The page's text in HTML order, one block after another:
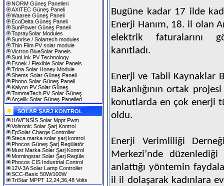
NORM Güneş Panelleri
AXITEC Güneş Paneli
Waaree Güneş Paneli
EcoDelta Güneş Paneli
SunPower Güneş Paneli
TopraySolar Modules
Sunrise / Solartech modules
Thin Film PV solar module
Victron BlueSolar Panels
SunLink PV Technology
Esnek / Flexible Solar Panels
Trina Solar Honey Module
Shems Solar Güneş Paneli
Phono Solar Güneş Paneli
Kalyon PV Solar Güneş
TommaTech PV Solar Güneş
Arçelik Solar Güneş Panelleri
SOLAR ŞARJ KONTROL
HAVENSİS Solar Mppt Pwm
Voltronic Solar Şarj Kontrol
EpSolar Charge Controller
Steca marka solar şarj kontrol
Phocos Güneş Şarj Regülatör
Must Marka Solar Şarj Kontrol
Morningstar Solar Şarj Regüle
Phocos CIS Industrial Control
12V-3A Solar Lamp Controller
SCC-Basic 50W/100W
TriStar MPPT 12,24,36,48 Volts
Bugüne kadar 17 ilde
Enerji Hanım, 18. il olan
elektrik faturalarını
kanıtladı.
Enerji ve Tabii Kaynaklar
Bakanlığının ortak
konutlarda en çok enerji
oldu.
Enerji Verimliliği
Merkezi’nde
anlattığı yöntemin
il il dolaşarak kadınlara